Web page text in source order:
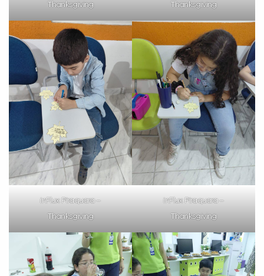
Thanksgiving Thanksgiving
inFlux Piraquara –
Thanksgiving
inFlux Piraquara –
Thanksgiving